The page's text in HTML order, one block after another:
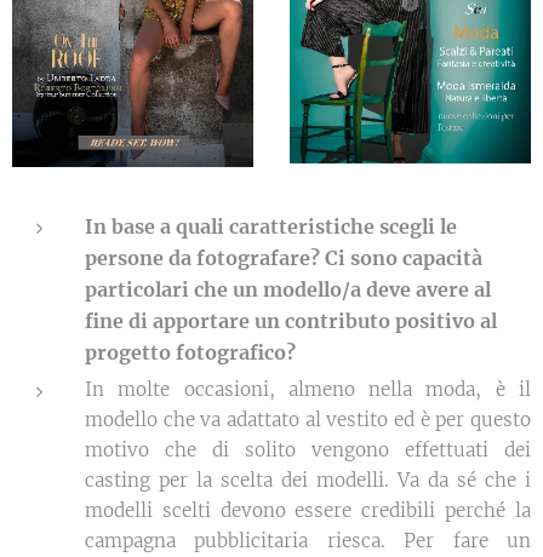
In base a quali caratteristiche scegli le
persone da fotografare? Ci sono capacità
particolari che un modello/a deve avere al
fine di apportare un contributo positivo al
progetto fotografico?
In molte occasioni, almeno nella moda, è il
modello che va adattato al vestito ed è per questo
motivo che di solito vengono effettuati dei
casting per la scelta dei modelli. Va da sé che i
modelli scelti devono essere credibili perché la
campagna pubblicitaria riesca. Per fare un